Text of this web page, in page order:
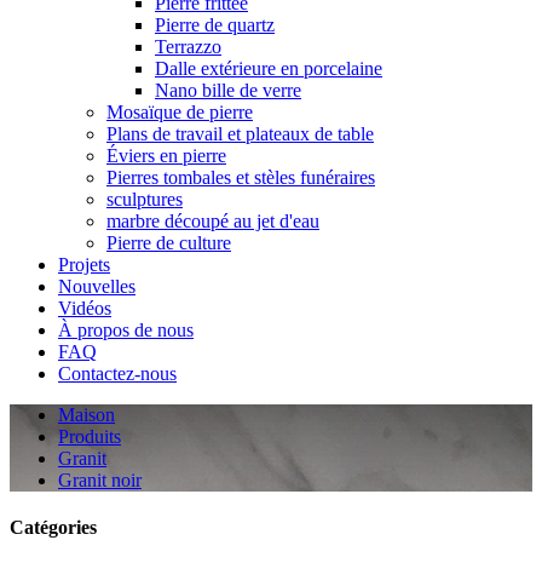
Pierre de quartz
Terrazzo
Dalle extérieure en porcelaine
Nano bille de verre
Mosaïque de pierre
Plans de travail et plateaux de table
Éviers en pierre
Pierres tombales et stèles funéraires
sculptures
marbre découpé au jet d'eau
Pierre de culture
Projets
Nouvelles
Vidéos
À propos de nous
FAQ
Contactez-nous
Maison
Produits
Granit
Granit noir
Catégories